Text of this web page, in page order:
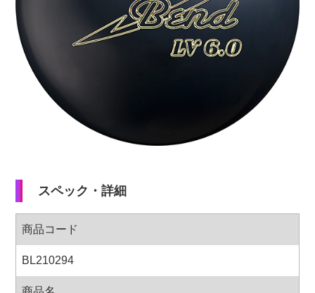
ご利用ガイド
特定商取引法表記に
個人情報保護方針
サイトポリシー
スペック・詳細
商品コード
BL210294